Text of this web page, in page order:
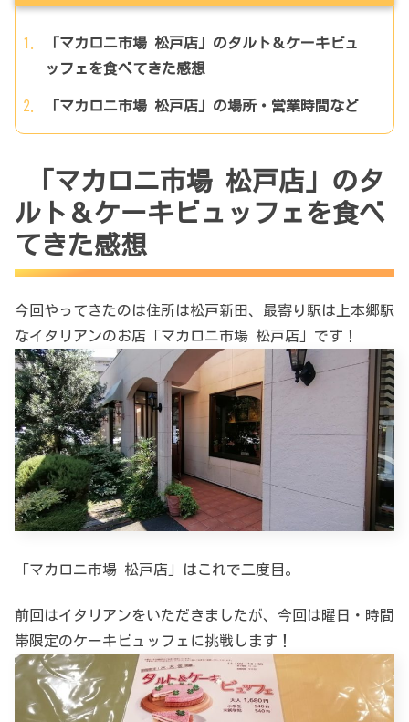
「マカロニ市場 松戸店」のタルト＆ケーキビュ
ッフェを食べてきた感想
「マカロニ市場 松戸店」の場所・営業時間など
「マカロニ市場 松戸店」のタ
ルト＆ケーキビュッフェを食べ
てきた感想
今回やってきたのは住所は松戸新田、最寄り駅は上本郷駅
なイタリアンのお店「マカロニ市場 松戸店」です！
「マカロニ市場 松戸店」はこれで二度目。
前回はイタリアンをいただきましたが、今回は曜日・時間
帯限定のケーキビュッフェに挑戦します！